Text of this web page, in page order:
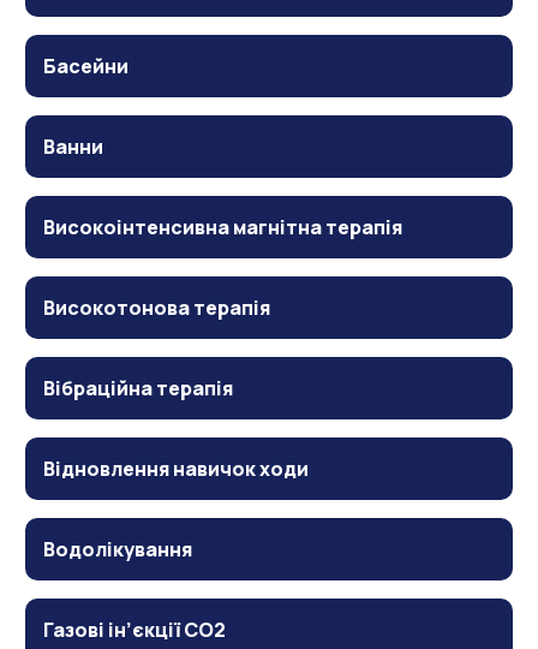
Басейни
Ванни
Високоінтенсивна магнітна терапія
Високотонова терапія
Вібраційна терапія
Відновлення навичок ходи
Водолікування
Газові ін’єкції CO2